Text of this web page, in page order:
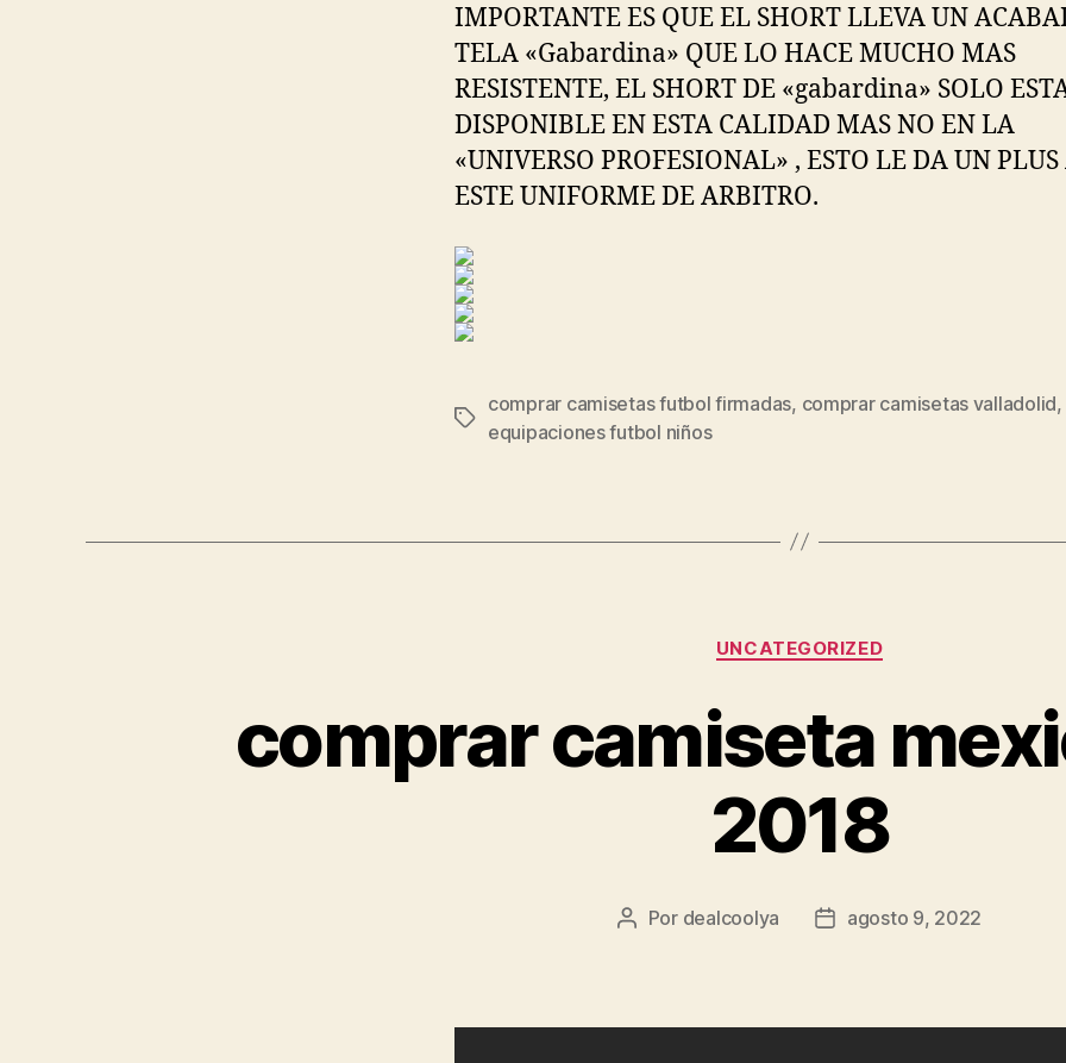
IMPORTANTE ES QUE EL SHORT LLEVA UN
TELA «Gabardina» QUE LO HACE MUCHO MAS
RESISTENTE, EL SHORT DE «gabardina» SOLO
DISPONIBLE EN ESTA CALIDAD MAS NO EN LA
«UNIVERSO PROFESIONAL» , ESTO LE DA UN PLUS
ESTE UNIFORME DE ARBITRO.
Etiquetas
comprar camisetas futbol firmadas, comprar camisetas valladolid,
equipaciones futbol niños
Categorías
UNCATEGORIZED
comprar camiseta
2018
Autor
Por dealcoolya
Fechaagosto 9, 2022